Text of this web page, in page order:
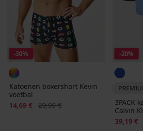
-30%
Katoenen boxershort Kevin
voetbal
Korting
14,69 € Oorspronkelijke prijs
20,99 €
-20%
3PACK
Calvin
Korting
39,19 €